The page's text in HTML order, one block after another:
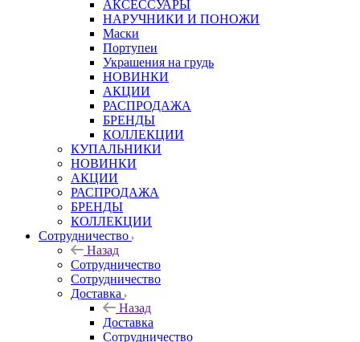
АКСЕССУАРЫ
НАРУЧНИКИ И ПОНОЖИ
Маски
Портупеи
Украшения на грудь
НОВИНКИ
АКЦИИ
РАСПРОДАЖА
БРЕНДЫ
КОЛЛЕКЦИИ
КУПАЛЬНИКИ
НОВИНКИ
АКЦИИ
РАСПРОДАЖА
БРЕНДЫ
КОЛЛЕКЦИИ
Сотрудничество
Назад
Сотрудничество
Сотрудничество
Доставка
Назад
Доставка
Сотрудничество